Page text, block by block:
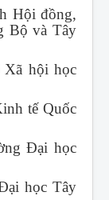
Hội đồng,
Bộ và Tây
hội học
tế Quốc
Đại học
học Tây